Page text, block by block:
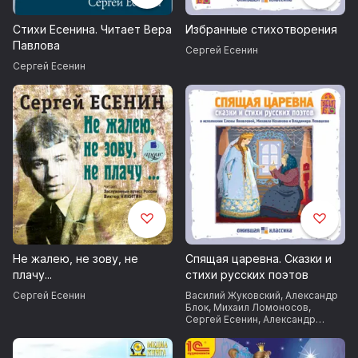
университета Шанявского
(1913—1915).
С детства слагавший стихи
в подражание А. В. Кольцову,
И. С. Никитину, С. Д. Дрожжину),
Есенин обрел единомышленников
в «Суриковском литературно-
музыкальном кружке», членом
которого он стал в 1912.
Печататься начал в 1914 в
московских детских журналах
(дебют — стихотворение
«Береза»). Весной 1915 Есенин
приехал в Петроград, где
познакомился с А. А. Блоком,
С. М. Городецким,
А. М. Ремизовым и др., а также
сблизился с Н. А. Клюевым,
Стихи Есенина. Читает Вера
Павлова
Сергей Есенин
Избранные стихотворения
Сергей Есенин
Не жалею, не зову, не
плачу...
Сергей Есенин
Спящая царевна. Сказки и
стихи русских поэтов
Василий Жуковский, Александр
Блок, Михаил Ломоносов,
Сергей Есенин, Александр
Афанасий Фет
Федор Тютчев
Гаврила Державин